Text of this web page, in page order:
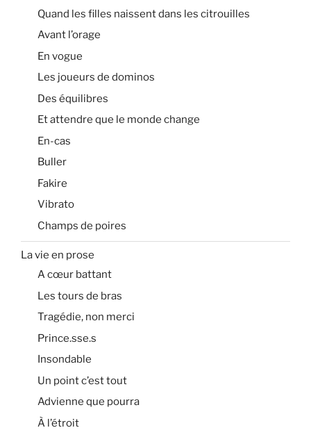
Quand les filles naissent dans les citrouilles
Avant l’orage
En vogue
Les joueurs de dominos
Des équilibres
Et attendre que le monde change
En-cas
Buller
Fakire
Vibrato
Champs de poires
La vie en prose
A cœur battant
Les tours de bras
Tragédie, non merci
Prince.sse.s
Insondable
Un point c’est tout
Advienne que pourra
À l’étroit